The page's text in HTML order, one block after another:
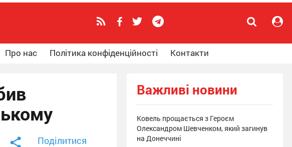
Про нас Політика конфіденційності Контакти
Поділитися
Важливі новини
Ковель прощається з Героєм
Олександром Шевченком, який загинув
на Донеччині